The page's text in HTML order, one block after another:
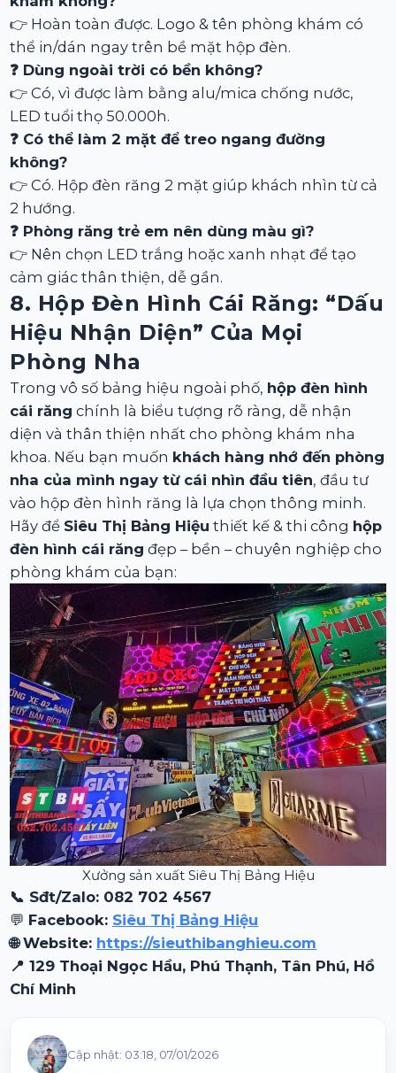
👉 Hoàn toàn được. Logo & tên phòng khám có
thể in/dán ngay trên bề mặt hộp đèn.
❓ Dùng ngoài trời có bền không?
👉 Có, vì được làm bằng alu/mica chống nước,
LED tuổi thọ 50.000h.
❓ Có thể làm 2 mặt để treo ngang đường
không?
👉 Có. Hộp đèn răng 2 mặt giúp khách nhìn từ cả
2 hướng.
❓ Phòng răng trẻ em nên dùng màu gì?
👉 Nên chọn LED trắng hoặc xanh nhạt để tạo
cảm giác thân thiện, dễ gần.
8. Hộp Đèn Hình Cái Răng: “dấu
Hiệu Nhận Diện” Của Mọi
Phòng Nha
Trong vô số bảng hiệu ngoài phố, hộp đèn hình
cái răng chính là biểu tượng rõ ràng, dễ nhận
diện và thân thiện nhất cho phòng khám nha
khoa. Nếu bạn muốn khách hàng nhớ đến phòng
nha của mình ngay từ cái nhìn đầu tiên, đầu tư
vào hộp đèn hình răng là lựa chọn thông minh.
Hãy để Siêu Thị Bảng Hiệu thiết kế & thi công hộp
đèn hình cái răng đẹp – bền – chuyên nghiệp cho
phòng khám của bạn:
Xưởng sản xuất Siêu Thị Bảng Hiệu
📞 Sđt/Zalo: 082 702 4567
💬 Facebook: Siêu Thị Bảng Hiệu
🌐 Website: https://sieuthibanghieu.com
📍 129 Thoại Ngọc Hầu, Phú Thạnh, Tân Phú, Hồ
Chí Minh
Cập nhật: 03:18, 07/01/2026